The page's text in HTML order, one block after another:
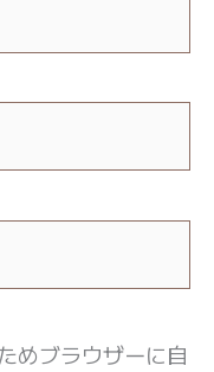
めブラウザーに自